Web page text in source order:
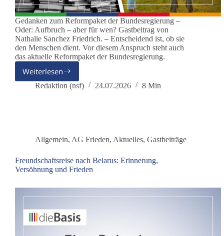
Gedanken zum Reformpaket der Bundesregierung –
Oder: Aufbruch – aber für wen? Gastbeitrag von
Nathalie Sanchez Friedrich. – Entscheidend ist, ob sie
den Menschen dient. Vor diesem Anspruch steht auch
das aktuelle Reformpaket der Bundesregierung.
Weiterlesen
Woran
erkennt
den
Menschen
dient?
Redaktion (nsf) 24.07.2026 8 Min
Allgemein, AG Frieden, Aktuelles, Gastbeiträge
Freundschaftsreise nach Belarus: Erinnerung,
Versöhnung und Frieden